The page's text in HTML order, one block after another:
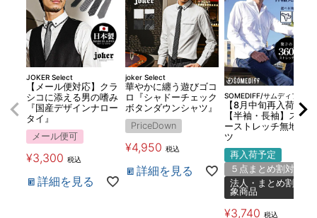
JOKER Select
【メール便対応】クラ
シコに添える男の嗜み
『国産デザインナロー
タイ』
メール便可
¥3,300 税込
詳細を見る
joker Select
華やかに纏う遊びゴコ
ロ『シャドーチェック
ボタンダウンシャツ』
PriceDown
¥4,950 税込
詳細を見る
SOMEDIFF/サムディフ
【8月中旬再入荷】
【半袖・長袖】スーパ
ーストレッチ無地シャ
ツ
再入荷予定
５点まとめ割対象
法人・まとめ割対
象商品
¥3,740 税込